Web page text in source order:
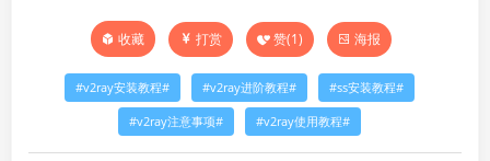
收藏 打赏 赞(1) 海报
v2ray安装教程 v2ray进阶教程 ss安装教程
v2ray注意事项 v2ray使用教程